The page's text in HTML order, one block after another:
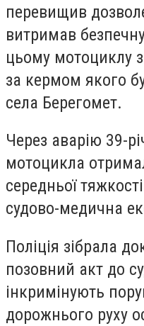
перевищив
витримав
цьому мотоциклу
за кермом якого
села Берегомет.
Через аварію 39-
мотоцикла
середньої
судово-медична
Поліція зібрала
позовний акт до
інкримінують
дорожнього руху